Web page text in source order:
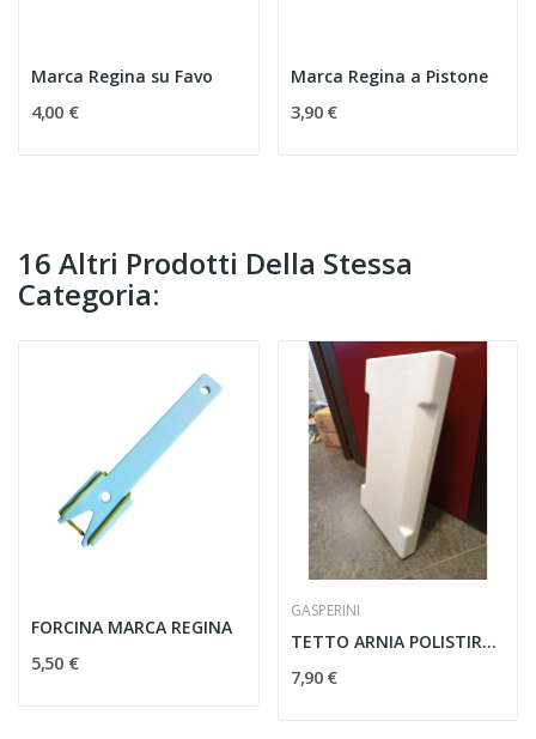
Marca Regina su Favo
4,00 €
Marca Regina a Pistone
3,90 €
16 Altri Prodotti Della Stessa
Categoria:
FORCINA MARCA REGINA
5,50 €
GASPERINI
TETTO ARNIA POLISTIROLO P-HIVE
7,90 €